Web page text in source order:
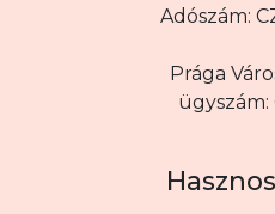
Adószám:
Prága
ügyszám: